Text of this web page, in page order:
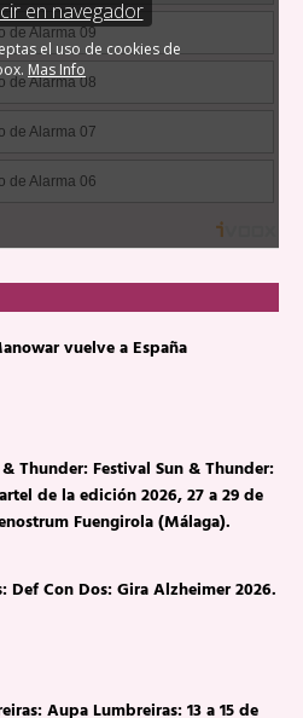
vuelve a España
Thunder: Festival Sun & Thunder:
de la edición 2026, 27 a 29 de
Fuengirola (Málaga).
Def Con Dos: Gira Alzheimer 2026.
Aupa Lumbreiras: 13 a 15 de